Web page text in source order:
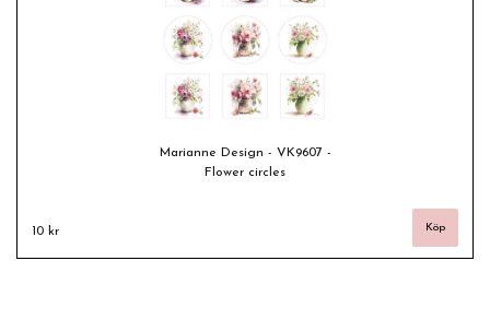
Marianne Design - VK9607 -
Flower circles
10 kr